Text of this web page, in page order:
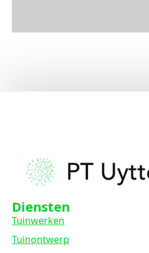
Diensten
Tuinwerken
Tuinontwerp